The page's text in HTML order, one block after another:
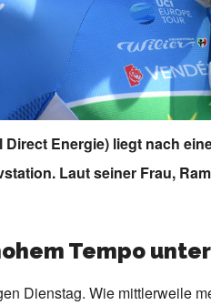
Energie) liegt nach
Laut seiner Frau,
Tempo
Dienstag. Wie mittlerweile